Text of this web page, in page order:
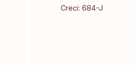
Creci: 684-J